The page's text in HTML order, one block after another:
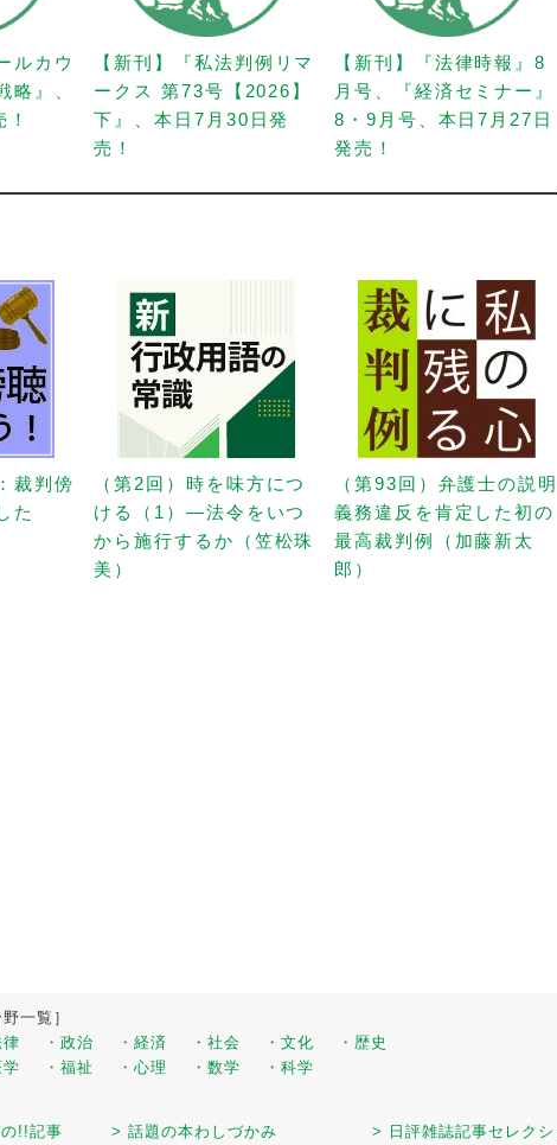
ルカウ
略』、
【新刊】『私法判例リマ
ークス 第73号【2026】
下』、本日7月30日発
売！
【新刊】『法律時報』8
月号、『経済セミナー』
8・9月号、本日7月27日
発売！
裁判傍
た
（第2回）時を味方につ
ける（1）—法令をいつ
から施行するか（笠松珠
美）
（第93回）弁護士の説明
義務違反を肯定した初の
最高裁判例（加藤新太
郎）
野一覧］
律
・政治 ・経済 ・社会 ・文化
・歴史
学
・福祉 ・心理 ・数学 ・科学
!!記事 > 話題の本わしづかみ > 日評雑誌記事セレクシ